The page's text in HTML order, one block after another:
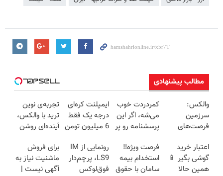
مطالب پیشنهادی
والکس:
سرزمین
فرصت‌های
دیجیتال شما
کمردردت خوب
می‌شه، اگر این
پرسشنامه رو پر
ایمپلنت کره‌ای
درجه یک فقط
6 میلیون تومن
تجربه‌ی نوین
ترید با والکس،
آینده‌ای روشن
شماست
اعتبار خرید
گوشی بگیر 📱
همین حالا
فرصت ویژه‼️
استخدام بیمه
سامان با حقوق
رونمایی از IM
LS9، پرچم‌دار
فوق‌لوکس
برای فروش
ماشنیت نیاز به
آگهی نیست |